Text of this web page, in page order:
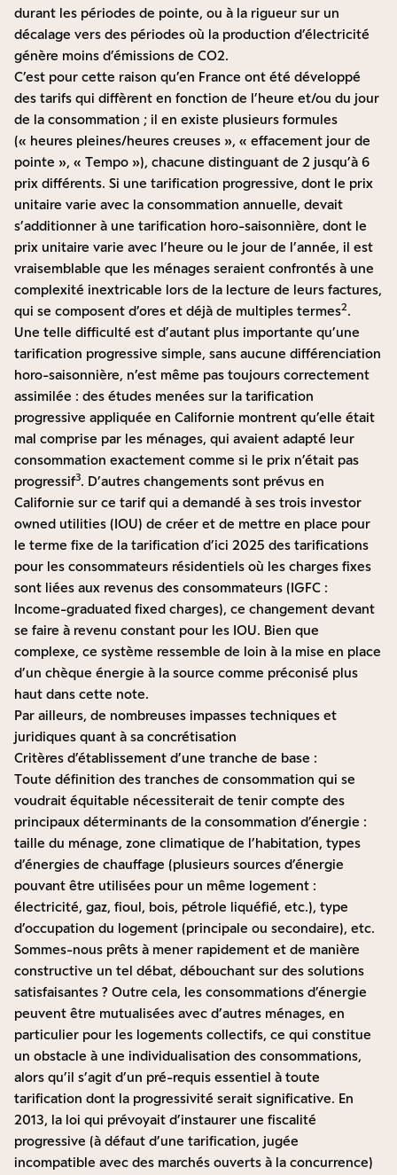
durant les périodes de pointe, ou à la rigueur sur un
décalage vers des périodes où la production d’électricité
génère moins d’émissions de CO2.
C’est pour cette raison qu’en France ont été développé
des tarifs qui diffèrent en fonction de l’heure et/ou du jour
de la consommation ; il en existe plusieurs formules
(« heures pleines/heures creuses », « effacement jour de
pointe », « Tempo »), chacune distinguant de 2 jusqu’à 6
prix différents. Si une tarification progressive, dont le prix
unitaire varie avec la consommation annuelle, devait
s’additionner à une tarification horo-saisonnière, dont le
prix unitaire varie avec l’heure ou le jour de l’année, il est
vraisemblable que les ménages seraient confrontés à une
complexité inextricable lors de la lecture de leurs factures,
qui se composent d’ores et déjà de multiples termes2.
Une telle difficulté est d’autant plus importante qu’une
tarification progressive simple, sans aucune différenciation
horo-saisonnière, n’est même pas toujours correctement
assimilée : des études menées sur la tarification
progressive appliquée en Californie montrent qu’elle était
mal comprise par les ménages, qui avaient adapté leur
consommation exactement comme si le prix n’était pas
progressif3. D’autres changements sont prévus en
Californie sur ce tarif qui a demandé à ses trois investor
owned utilities (IOU) de créer et de mettre en place pour
le terme fixe de la tarification d’ici 2025 des tarifications
pour les consommateurs résidentiels où les charges fixes
sont liées aux revenus des consommateurs (IGFC :
Income-graduated fixed charges), ce changement devant
se faire à revenu constant pour les IOU. Bien que
complexe, ce système ressemble de loin à la mise en place
d’un chèque énergie à la source comme préconisé plus
haut dans cette note.
Par ailleurs, de nombreuses impasses techniques et
juridiques quant à sa concrétisation
Critères d’établissement d’une tranche de base :
Toute définition des tranches de consommation qui se
voudrait équitable nécessiterait de tenir compte des
principaux déterminants de la consommation d’énergie :
taille du ménage, zone climatique de l’habitation, types
d’énergies de chauffage (plusieurs sources d’énergie
pouvant être utilisées pour un même logement :
électricité, gaz, fioul, bois, pétrole liquéfié, etc.), type
d’occupation du logement (principale ou secondaire), etc.
Sommes-nous prêts à mener rapidement et de manière
constructive un tel débat, débouchant sur des solutions
satisfaisantes ? Outre cela, les consommations d’énergie
peuvent être mutualisées avec d’autres ménages, en
particulier pour les logements collectifs, ce qui constitue
un obstacle à une individualisation des consommations,
alors qu’il s’agit d’un pré-requis essentiel à toute
tarification dont la progressivité serait significative. En
2013, la loi qui prévoyait d’instaurer une fiscalité
progressive (à défaut d’une tarification, jugée
incompatible avec des marchés ouverts à la concurrence)